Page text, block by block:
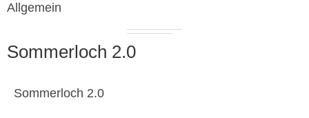
Allgemein
Sommerloch 2.0
Sommerloch 2.0